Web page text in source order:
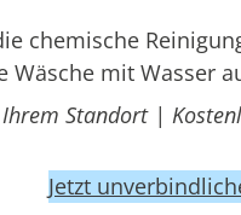
chemische
Wäsche mit Wasser
Standort |
Jetzt